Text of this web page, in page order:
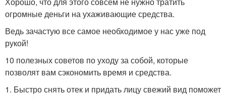
огромные деньги на ухаживающие средства.
Ведь зачастую все самое необходимое у нас уже под
рукой!
10 полезных советов по уходу за собой, которые
позволят вам сэкономить время и средства.
1. Быстро снять отек и придать лицу свежий вид поможет